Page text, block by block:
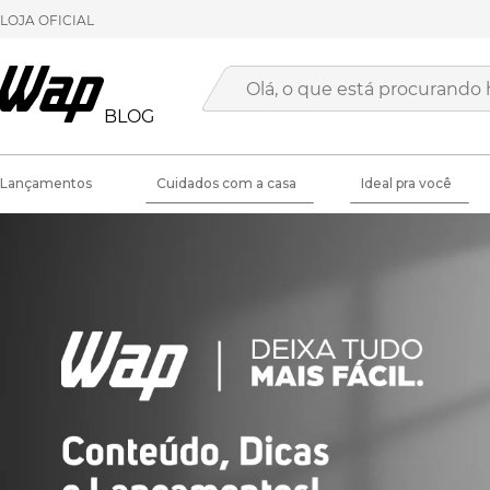
LOJA OFICIAL
BLOG
Lançamentos Cuidados com a casa Ideal pra você